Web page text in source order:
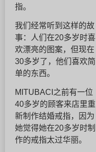
指。
我们经常听到这样的故
事：人们在20多岁时喜
欢漂亮的图案，但现在
30多岁了，他们喜欢简
单的东西。
MITUBACI之前有一位
40多岁的顾客来店里重
新制作结婚戒指，因为
她觉得她在20多岁时制
作的戒指太过华丽。